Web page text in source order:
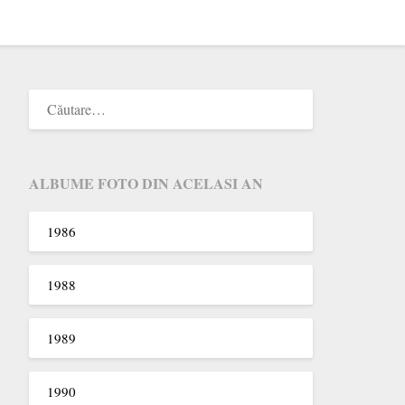
ALBUME FOTO DIN ACELASI AN
1986
1988
1989
1990